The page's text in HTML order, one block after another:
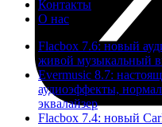
Контакты
О нас
Flacbox 7.6: новый
живой музыкальный
Evermusic 8.7:
аудиоэффекты,
эквалайзер
Flacbox 7.4: новый